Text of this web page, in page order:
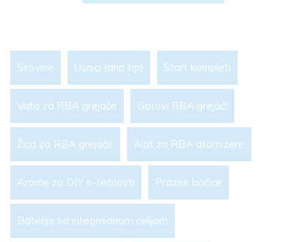
Sirovine Usnici (drip tip) Start kompleti
Vata za RBA grejače Gotovi RBA grejači
Žica za RBA grejače Alat za RBA atomizere
Arome za DIY e-tečnosti Prazne bočice
Baterije sa integrisanom ćelijom